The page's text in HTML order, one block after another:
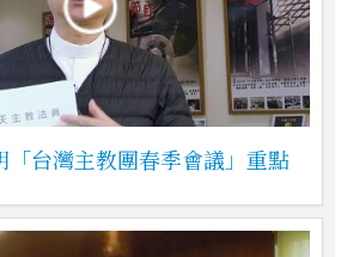
「台灣主教團春季會議」重點